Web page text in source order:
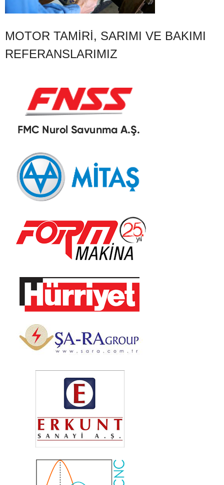
MOTOR TAMIRI, SARIMI VE BAKIMI
REFERANSLARIMIZ